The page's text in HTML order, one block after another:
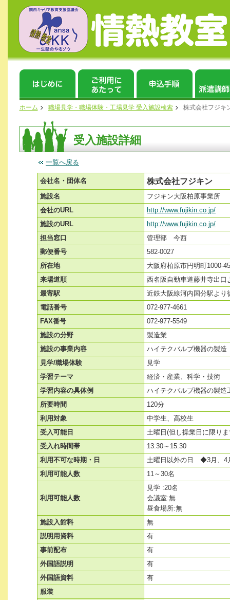
ホーム 職場見学・職場体験・工場見学 受入施設検索 株式会社フジキ
受入施設詳細
一覧へ戻る
会社名・団体名 株式会社フジキン
施設名
フジキン大阪柏原事業所
会社のURL
http://www.fujikin.co.jp/
施設のURL
http://www.fujikin.co.jp/
担当窓口
管理部 今西
郵便番号
582-0027
所在地
大阪府柏原市円明町1000-45
来場道順
西名阪自動車道藤井寺出口
最寄駅
近鉄大阪線河内国分駅より
電話番号
072-977-4661
FAX番号
072-977-5549
施設の分野
製造業
施設の事業内容
ハイテクバルブ機器の製造
見学/職場体験
見学
学習テーマ
経済・産業、科学・技術
学習内容の具体例
ハイテクバルブ機器の製造
所要時間
120分
利用対象
中学生、高校生
受入可能日
土曜日(但し操業日に限り
受入れ時間帯
13:30～15:30
利用不可な時期・日
土曜日以外の日 ◆3月、4
利用可能人数
11～30名
利用可能人数
見学 :20名
会議室:無
昼食場所:無
施設入館料
無
説明用資料
有
事前配布
有
外国語説明
有
外国語資料
有
服装